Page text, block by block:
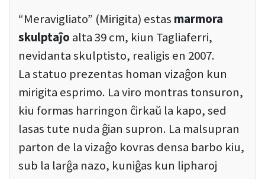
“Meravigliato” (Mirigita) estas marmora
skulptaĵo alta 39 cm, kiun Tagliaferri,
nevidanta skulptisto, realigis en 2007.
La statuo prezentas homan vizaĝon kun
mirigita esprimo. La viro montras tonsuron,
kiu formas harringon ĉirkaŭ la kapo, sed
lasas tute nuda ĝian supron. La malsupran
parton de la vizaĝo kovras densa barbo kiu,
sub la larĝa nazo, kuniĝas kun lipharoj